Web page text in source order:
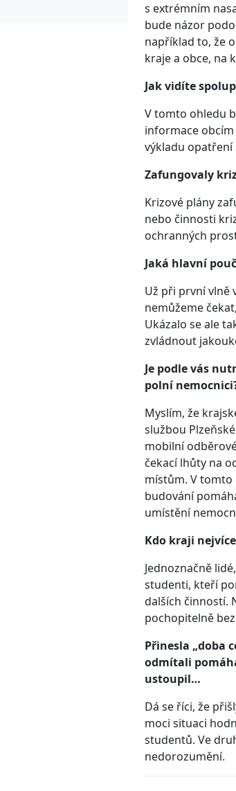
s extrémním
bude názor
například to, že
kraje a obce, na
Jak vidíte
V tomto ohledu
informace
výkladu
Zafungovaly
Krizové plány
nebo činnosti
ochranných
Jaká hlavní
Už při první vlně
nemůžeme
Ukázalo se ale
zvládnout
Je podle vás
polní
Myslím, že
službou
mobilní
čekací lhůty na
místům. V
budování
umístění
Kdo kraji
Jednoznačně
studenti, kteří
dalších činností.
pochopitelně
Přinesla „doba
odmítali
ustoupil…
Dá se říci, že
moci situaci
studentů. Ve
nedorozumění.